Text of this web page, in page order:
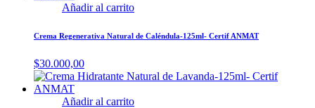
Añadir al carrito
Crema Regenerativa Natural de Caléndula-125ml- Certif ANMAT
$30.000,00
Añadir al carrito